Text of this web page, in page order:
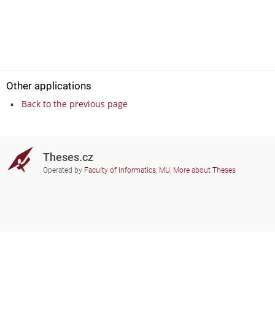
Other applications
Back to the previous page
Theses.cz
Operated by Faculty of Informatics, MU, More about Theses